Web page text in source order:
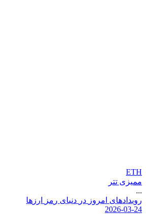
ETH
ممیزی تتر
...
ر وید دهای مر وز در دنیای ر مز ر ز ها
2026-03-24